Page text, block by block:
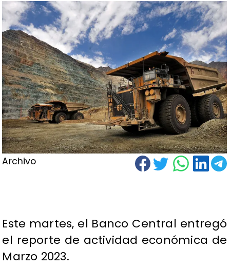
Archivo
Este martes, el Banco Central entregó
el reporte de actividad económica de
Marzo 2023.